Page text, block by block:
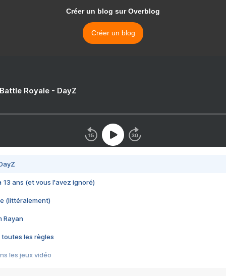
Créer un blog sur Overblog
Créer un blog
Royale - DayZ
13 ans (et vous l'avez ignoré)
(littéralement)
Rayan
toutes les règles
les jeux vidéo